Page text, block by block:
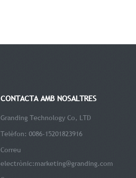
CONTACTA AMB NOSALTRES
Granding Technology Co, LTD
Telèfon: 0086-15201823916
Correu
electrònic:marketing@granding.com